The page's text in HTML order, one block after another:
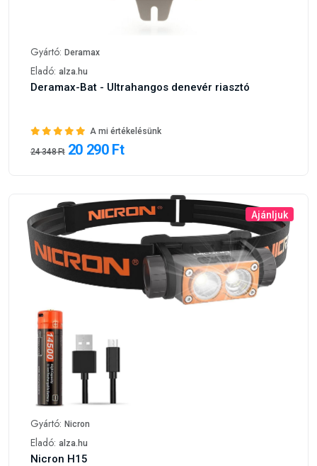
Gyártó: Deramax
Eladó: alza.hu
Deramax-Bat - Ultrahangos denevér riasztó
A mi értékelésünk
24 348 Ft 20 290 Ft
Ajánljuk
Gyártó: Nicron
Eladó: alza.hu
Nicron H15